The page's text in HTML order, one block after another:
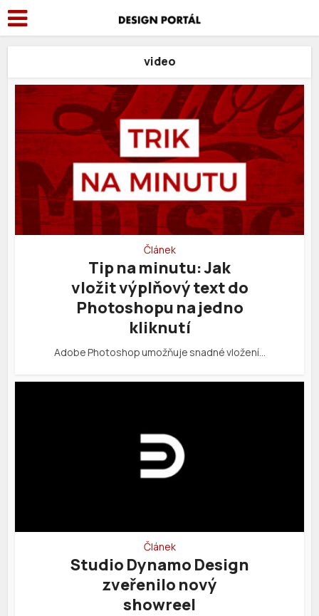
video
Článek
Tip na minutu: Jak
vložit výplňový text do
Photoshopu na jedno
kliknutí
Adobe Photoshop umožňuje snadné vložení…
Článek
Studio Dynamo Design
zveřenilo nový
showreel